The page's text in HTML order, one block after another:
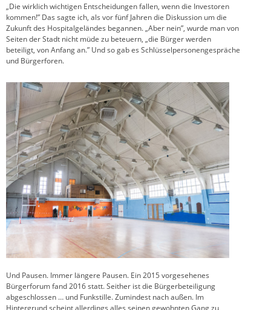
„Die wirklich wichtigen Entscheidungen fallen, wenn die Investoren
kommen!” Das sagte ich, als vor fünf Jahren die Diskussion um die
Zukunft des Hospitalgeländes begannen. „Aber nein”, wurde man von
Seiten der Stadt nicht müde zu beteuern, „die Bürger werden
beteiligt, von Anfang an.” Und so gab es Schlüsselpersonengespräche
und Bürgerforen.
Und Pausen. Immer längere Pausen. Ein 2015 vorgesehenes
Bürgerforum fand 2016 statt. Seither ist die Bürgerbeteiligung
abgeschlossen … und Funkstille. Zumindest nach außen. Im